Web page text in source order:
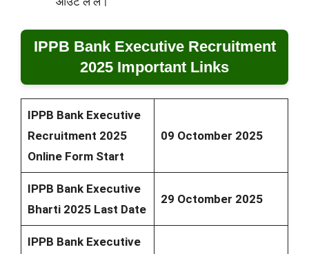
IPPB Bank Executive Recruitment
2025 Important Links
IPPB Bank Executive
Recruitment 2025
Online Form Start
09 Octomber 2025
IPPB Bank Executive
Bharti 2025 Last Date
29 Octomber 2025
IPPB Bank Executive